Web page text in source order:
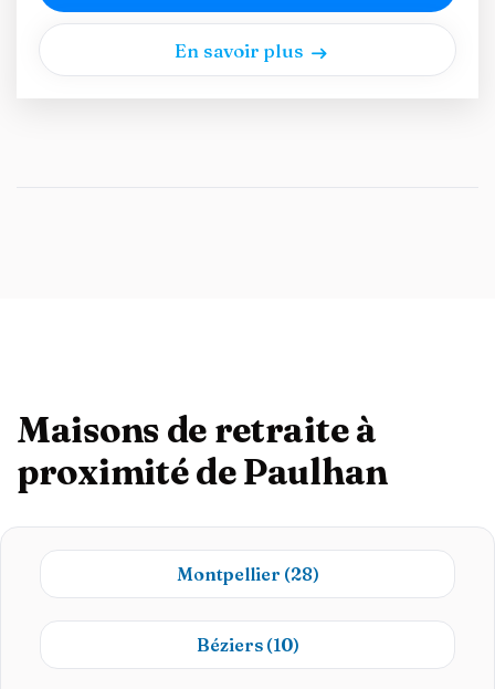
En savoir plus
Maisons de retraite à
proximité de Paulhan
Montpellier (28)
Béziers (10)